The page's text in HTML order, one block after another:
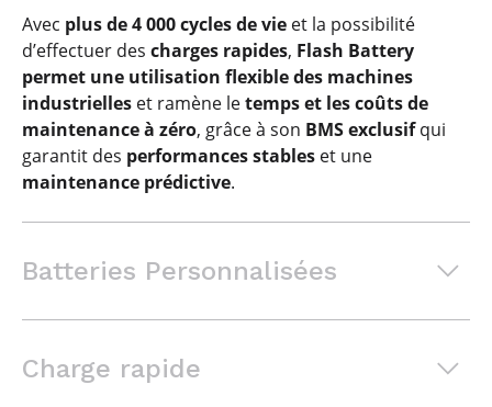
Avec plus de 4 000 cycles de vie et la possibilité
d’effectuer des charges rapides, Flash Battery
permet une utilisation flexible des machines
industrielles et ramène letemps et les coûts de
maintenance à zéro, grâce à son BMS exclusifqui
garantit des performances stables et une
maintenance prédictive.
Batteries Personnalisées
à plus de 800V
Charge rapide